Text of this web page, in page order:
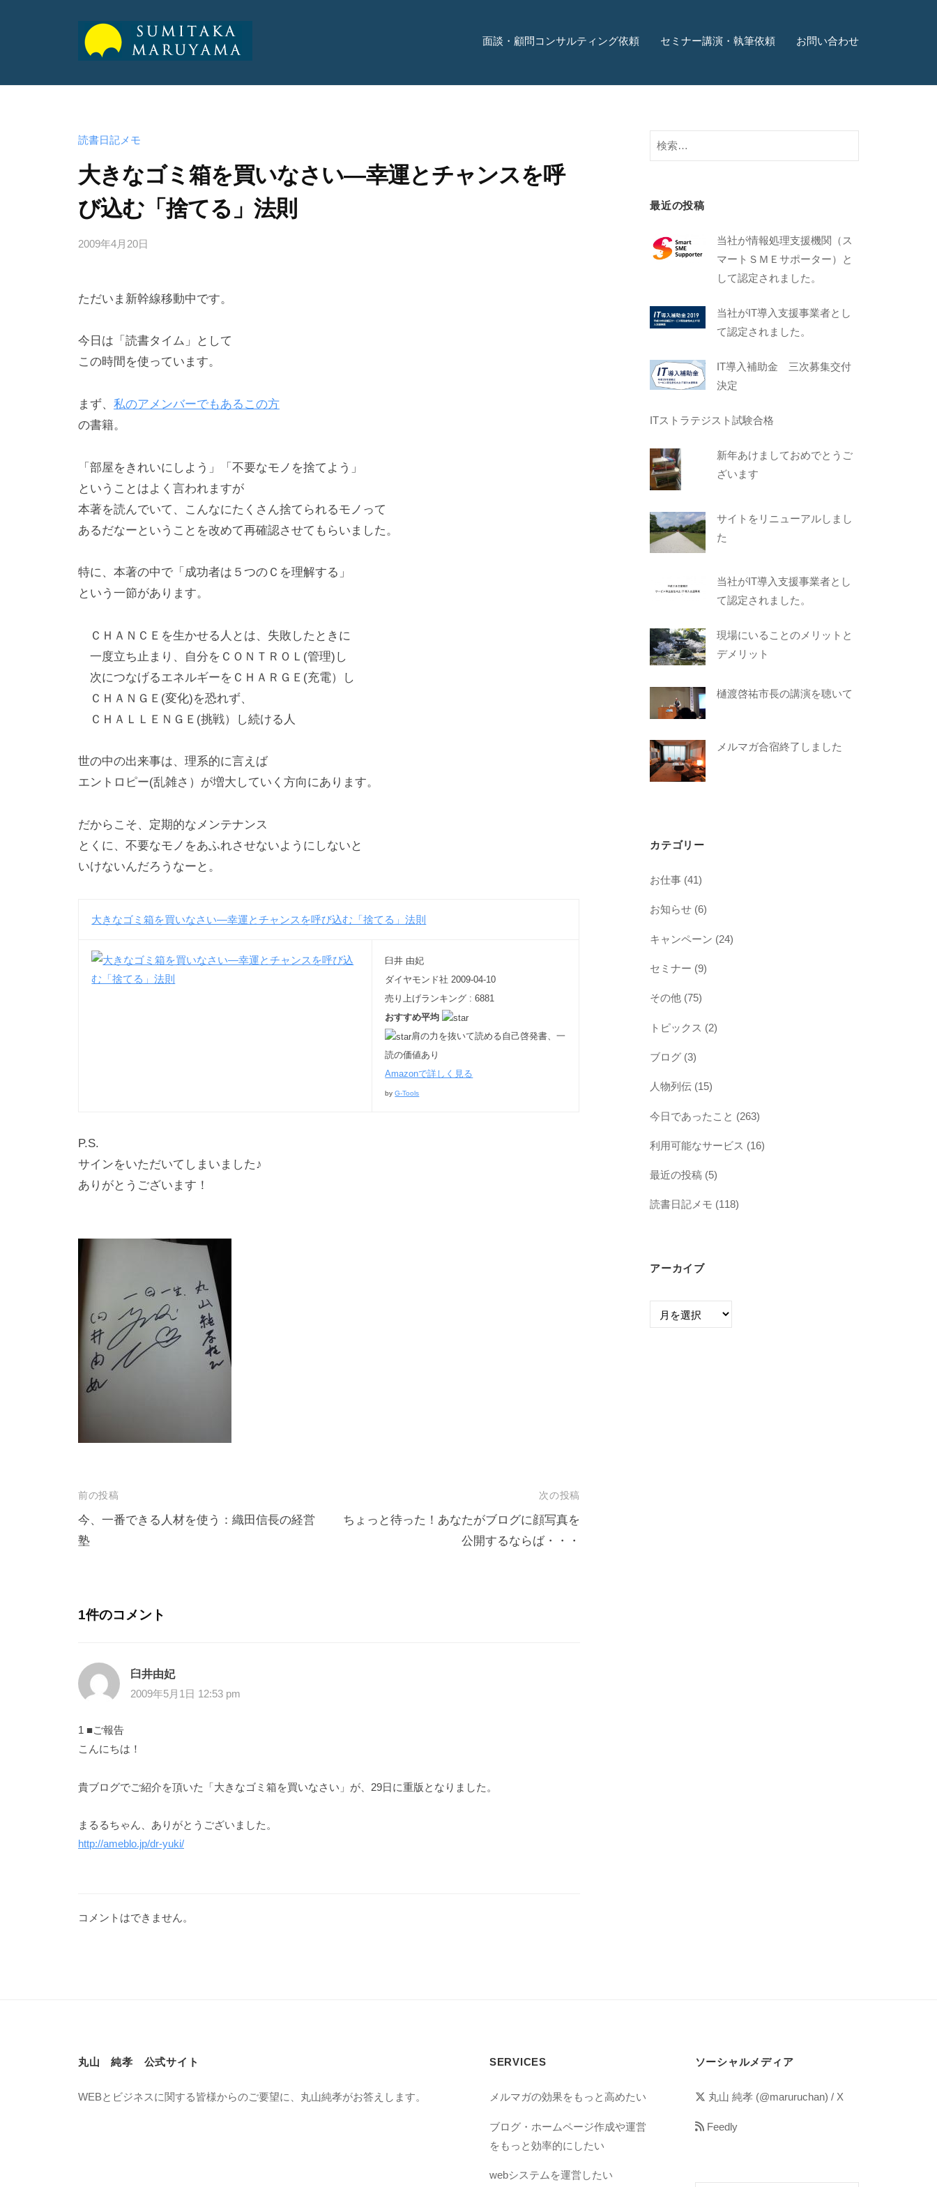
純
孝
公
ト
純
式
面談・顧問コンサルティング依頼 セミナー講演・執筆依頼 お問い合わせ
読書日記メモ
大きなゴミ箱を買いなさい―幸運とチャンスを呼
び込む「捨てる」法則
2009年4月20日
d
i
a
y
a
m
a
ただいま新幹線移動中です。
今日は「読書タイム」として
この時間を使っています。
まず、 私のアメンバーでもあるこの方
の書籍。
「部屋をきれいにしよう」「不要なモノを捨てよう」
ということはよく言われますが
本著を読んでいて、こんなにたくさん捨てられるモノって
あるだなーということを改めて再確認させてもらいました。
特に、本著の中で「成功者は５つのＣを理解する」
という一節があります。
ＣＨＡＮＣＥを生かせる人とは、失敗したときに
一度立ち止まり、自分をＣＯＮＴＲＯＬ(管理)し
次につなげるエネルギーをＣＨＡＲＧＥ(充電）し
ＣＨＡＮＧＥ(変化)を恐れず、
ＣＨＡＬＬＥＮＧＥ(挑戦）し続ける人
世の中の出来事は、理系的に言えば
エントロピー(乱雑さ）が増大していく方向にあります。
だからこそ、定期的なメンテナンス
とくに、不要なモノをあふれさせないようにしないと
いけないんだろうなーと。
大きなゴミ箱を買いなさい―幸運とチャンスを呼び込む「捨てる」法則
臼井 由妃
ダイヤモンド社 2009-04-10
売り上げランキング : 6881
おすすめ平均
肩の力を抜いて読める自己啓発書、一
読の価値あり
Amazonで詳しく見る
byG-Tools
P.S.
サインをいただいてしまいました♪
ありがとうございます！
前の投稿
今、一番できる人材を使う：織田信長の経営
塾
次の投稿
ちょっと待った！あなたがブログに顔写真を
公開するならば・・・
1件のコメント
臼井由妃
2009年5月1日 12:53 pm
1 ■ご報告
こんにちは！
貴ブログでご紹介を頂いた「大きなゴミ箱を買いなさい」が、29日に重版となりました。
まるるちゃん、ありがとうございました。
http://ameblo.jp/dr-yuki/
コメントはできません。
最近の投稿
当社が情報処理支援機関（ス
マートＳＭＥサポーター）と
して認定されました。
当社がIT導入支援事業者とし
て認定されました。
IT導入補助金 三次募集交付
決定
ITストラテジスト試験合格
新年あけましておめでとうご
ざいます
サイトをリニューアルしまし
た
当社がIT導入支援事業者とし
て認定されました。
現場にいることのメリットと
デメリット
樋渡啓祐市長の講演を聴いて
メルマガ合宿終了しました
カテゴリー
お仕事 (41)
お知らせ (6)
キャンペーン (24)
セミナー (9)
その他 (75)
トピックス (2)
ブログ (3)
人物列伝 (15)
今日であったこと (263)
利用可能なサービス (16)
最近の投稿 (5)
読書日記メモ (118)
アーカイブ
丸山 純孝 公式サイト
WEBとビジネスに関する皆様からのご要望に、丸山純孝がお答えします。
SERVICES
メルマガの効果をもっと高めたい
ブログ・ホームページ作成や運営
をもっと効率的にしたい
webシステムを運営したい
ソーシャルメディア
丸山 純孝 (@maruruchan) / X
Feedly
純
式
イ